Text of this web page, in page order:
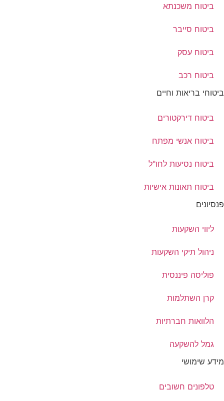
ביטוח משכנתא
ביטוח סייבר
ביטוח עסק
ביטוח רכב
ביטוחי בריאות וחיים
ביטוח דירקטורים
ביטוח אנשי מפתח
ביטוח נסיעות לחו"ל
ביטוח תאונות אישיות
פנסיונים
ליווי השקעות
ניהול תיקי השקעות
פוליסה פיננסית
קרן השתלמות
הלוואות חברתיות
גמל להשקעה
מידע שימושי
טלפונים חשובים